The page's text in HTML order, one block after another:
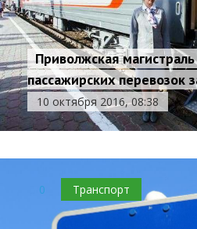
Приволжская
пассажирских перевозок
10 октября 2016, 08:38
0 Транспорт